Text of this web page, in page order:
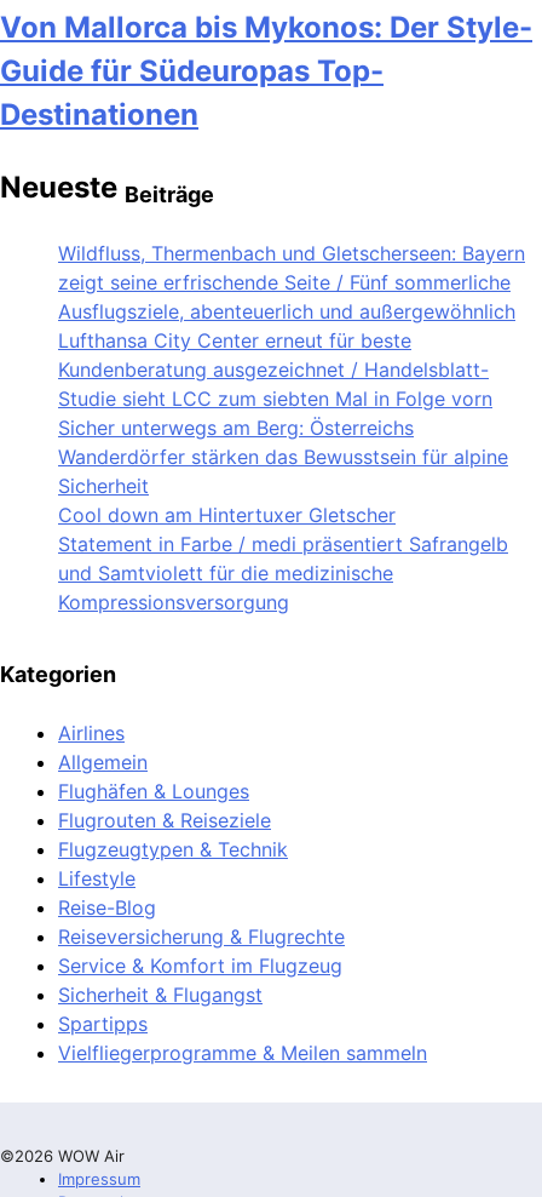
Von Mallorca bis Mykonos: Der Style-
Guide für Südeuropas Top-
Destinationen
Neueste Beiträge
Wildfluss, Thermenbach und Gletscherseen: Bayern
zeigt seine erfrischende Seite / Fünf sommerliche
Ausflugsziele, abenteuerlich und außergewöhnlich
Lufthansa City Center erneut für beste
Kundenberatung ausgezeichnet / Handelsblatt-
Studie sieht LCC zum siebten Mal in Folge vorn
Sicher unterwegs am Berg: Österreichs
Wanderdörfer stärken das Bewusstsein für alpine
Sicherheit
Cool down am Hintertuxer Gletscher
Statement in Farbe / medi präsentiert Safrangelb
und Samtviolett für die medizinische
Kompressionsversorgung
Kategorien
Airlines
Allgemein
Flughäfen & Lounges
Flugrouten & Reiseziele
Flugzeugtypen & Technik
Lifestyle
Reise-Blog
Reiseversicherung & Flugrechte
Service & Komfort im Flugzeug
Sicherheit & Flugangst
Spartipps
Vielfliegerprogramme & Meilen sammeln
©2026 WOW Air
Impressum